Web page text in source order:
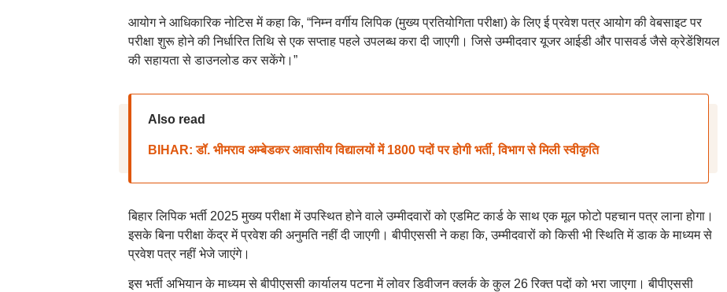
आयोग ने आधिकारिक नोटिस में कहा कि, “निम्न वर्गीय लिपिक (मुख्य प्रतियोगिता परीक्षा) के लिए ई प्रवेश पत्र आयोग की वेबसाइट पर
परीक्षा शुरू होने की निर्धारित तिथि से एक सप्ताह पहले उपलब्ध करा दी जाएगी। जिसे उम्मीदवार यूजर आईडी और पासवर्ड जैसे क्रेडेंशियल
की सहायता से डाउनलोड कर सकेंगे।”
Also read
BIHAR: डॉ. भीमराव अम्बेडकर आवासीय विद्यालयों में 1800 पदों पर होगी भर्ती, विभाग से मिली स्वीकृति
बिहार लिपिक भर्ती 2025 मुख्य परीक्षा में उपस्थित होने वाले उम्मीदवारों को एडमिट कार्ड के साथ एक मूल फोटो पहचान पत्र लाना होगा।
इसके बिना परीक्षा केंद्र में प्रवेश की अनुमति नहीं दी जाएगी। बीपीएससी ने कहा कि, उम्मीदवारों को किसी भी स्थिति में डाक के माध्यम से
प्रवेश पत्र नहीं भेजे जाएंगे।
इस भर्ती अभियान के माध्यम से बीपीएससी कार्यालय पटना में लोवर डिवीजन क्लर्क के कुल 26 रिक्त पदों को भरा जाएगा। बीपीएससी